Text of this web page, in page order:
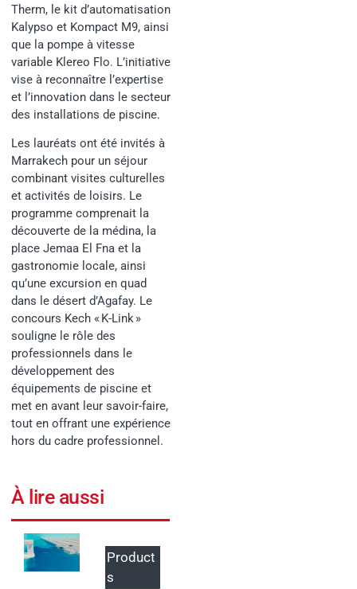
Therm, le kit d’automatisation
Kalypso et Kompact M9, ainsi
que la pompe à vitesse
variable Klereo Flo. L’initiative
vise à reconnaître l’expertise
et l’innovation dans le secteur
des installations de piscine.
Les lauréats ont été invités à
Marrakech pour un séjour
combinant visites culturelles
et activités de loisirs. Le
programme comprenait la
découverte de la médina, la
place Jemaa El Fna et la
gastronomie locale, ainsi
qu’une excursion en quad
dans le désert d’Agafay. Le
concours Kech « K-Link »
souligne le rôle des
professionnels dans le
développement des
équipements de piscine et
met en avant leur savoir-faire,
tout en offrant une expérience
hors du cadre professionnel.
À lire aussi
Product
s